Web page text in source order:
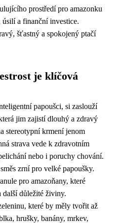
prostředí pro amazonku
úsilí a finanční investice.
šťastný a spokojený ptačí
je klíčová
papoušci, si zaslouží
jim zajistí dlouhý a zdravý
stereotypní krmení jenom
strava vede k zdravotním
nebo i poruchy chování.
zrní pro velké papoušky.
pro amazoňany, které
další důležité živiny.
které by měly tvořit až
hrušky, banány, mrkev,